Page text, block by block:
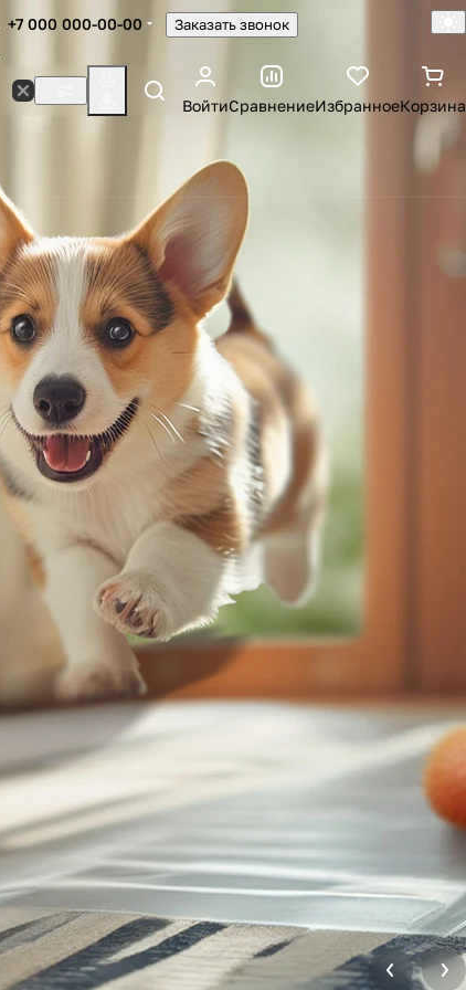
+7 000 000-00-00 Заказать звонок
ВойтиСравнениеИзбранноеКорзина